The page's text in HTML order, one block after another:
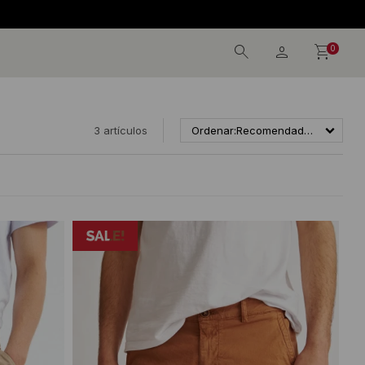
0
3 artículos Recomendados